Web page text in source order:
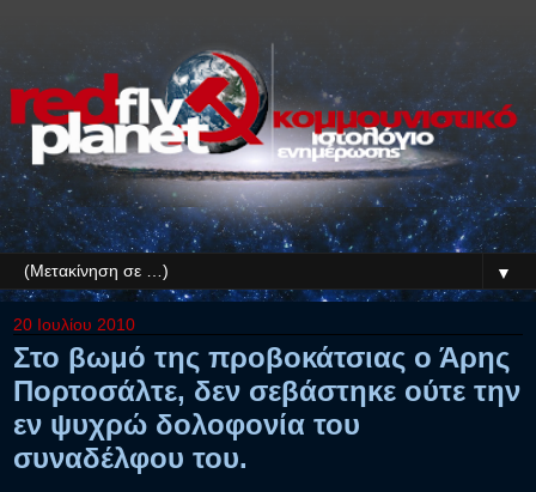
▼
20 Ιουλίου 2010
Στο βωμό της προβοκάτσιας ο Άρης
Πορτοσάλτε, δεν σεβάστηκε ούτε την
εν ψυχρώ δολοφονία του
συναδέλφου του.